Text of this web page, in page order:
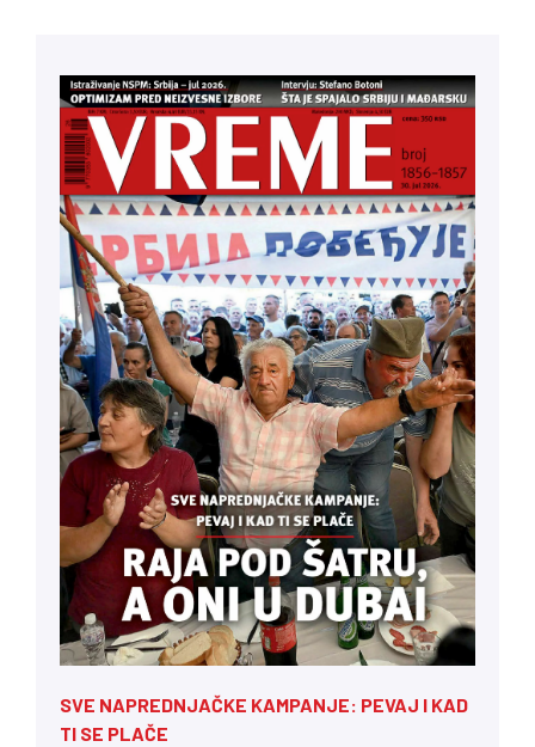
SVE NAPREDNJAČKE KAMPANJE: PEVAJ I KAD
TI SE PLAČE